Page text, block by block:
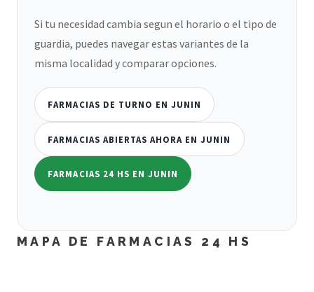
Si tu necesidad cambia segun el horario o el tipo de
guardia, puedes navegar estas variantes de la
misma localidad y comparar opciones.
FARMACIAS DE TURNO EN JUNIN
FARMACIAS ABIERTAS AHORA EN JUNIN
FARMACIAS 24 HS EN JUNIN
MAPA DE FARMACIAS 24 HS